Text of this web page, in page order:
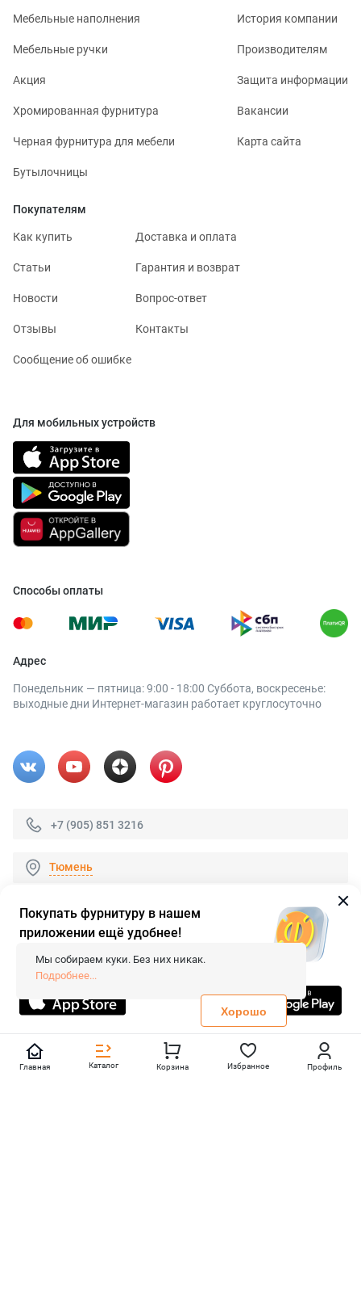
Мебельные наполнения
Мебельные ручки
Акция
Хромированная фурнитура
Черная фурнитура для мебели
Бутылочницы
История компании
Производителям
Защита информации
Вакансии
Карта сайта
Покупателям
Как купить Доставка и оплата
Статьи Гарантия и возврат
Новости Вопрос-ответ
Отзывы Контакты
Сообщение об ошибке
Для мобильных устройств
Способы оплаты
Адрес
Понедельник — пятница: 9:00 - 18:00 Суббота, воскресенье:
выходные дни Интернет-магазин работает круглосуточно
+7 (905) 851 3216
Тюмень
© 2026 «FieraShop.ru»
Сопровождение сайта
- Вебформат.
Все права защищены.
Не является публичной офертой
Политика конфиденциальности
Главная Каталог Корзина Избранное Профиль
Покупать фурнитуру в нашем
приложении ещё удобнее!
Мы собираем куки. Без них никак.
Подробнее...
Хорошо